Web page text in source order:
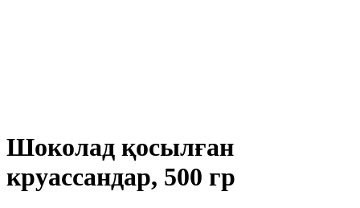
Шоколад қосылған
круассандар, 500 гр